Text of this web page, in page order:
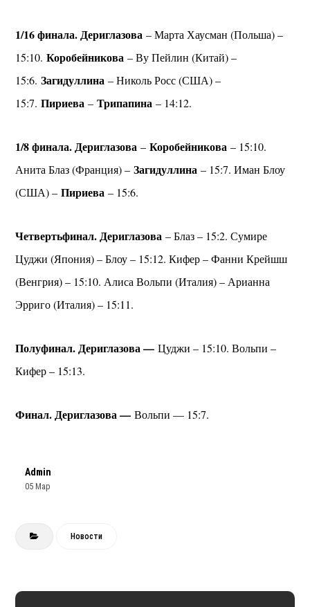
1/16 финала. Дериглазова – Марта Хаусман (Польша) –
15:10.Коробейникова– Ву Пейлин (Китай) –
15:6.Загидуллина– Николь Росс (США) –
15:7.Пириева–Трипапина– 14:12.
1/8 финала. Дериглазова –Коробейникова– 15:10.
Анита Блаз (Франция) –Загидуллина– 15:7. Иман Блоу
(США) –Пириева– 15:6.
Четвертьфинал. Дериглазова – Блаз – 15:2. Сумире
Цуджи (Япония) – Блоу – 15:12. Кифер – Фанни Крейшш
(Венгрия) – 15:10. Алиса Вольпи (Италия) – Арианна
Эрриго (Италия) – 15:11.
Полуфинал. Дериглазова —Цуджи – 15:10. Вольпи –
Кифер – 15:13.
Финал. Дериглазова —Вольпи — 15:7.
Admin
05 Мар
Новости